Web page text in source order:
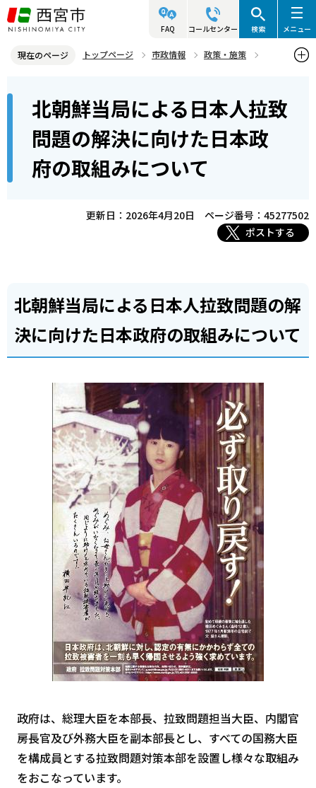
こ
の
ジ
す
FAQ コールセンター 検索 メニュー
現在のページ トップページ 市政情報
政策・施策
北朝鮮当局による日本人拉致問題の解決に向けた日本政府の取組みに
ついて
ら
北朝鮮当局による日本人拉致
問題の解決に向けた日本政
府の取組みについて
更新日：2026年4月20日
ページ番号：45277502
ポストする
北朝鮮当局による日本人拉致問題の解
決に向けた日本政府の取組みについて
政府は、総理大臣を本部長、拉致問題担当大臣、内閣官
房長官及び外務大臣を副本部長とし、すべての国務大臣
を構成員とする拉致問題対策本部を設置し様々な取組み
をおこなっています。